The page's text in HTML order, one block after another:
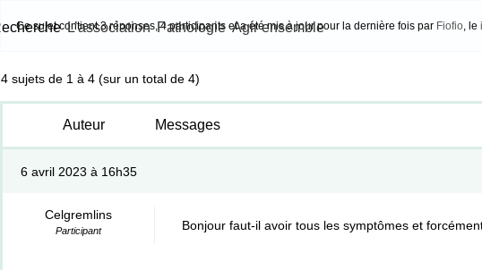
L’association Pathologie Agir ensemble
Ce sujet contient 3 réponses, 4 participants et a été mis à jour pour la dernière fois par Fiofio, le
4 sujets de 1 à 4 (sur un total de 4)
Auteur Messages
6 avril 2023 à 16h35
Celgremlins
Participant Bonjour faut-il avoir tous les symptômes et